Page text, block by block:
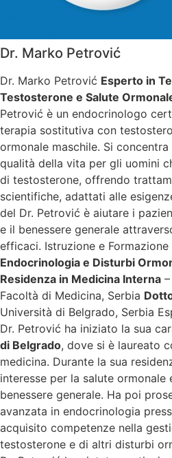
Dr. Marko Petrović
Dr. Marko Petrović Esperto in
Testosterone e Salute
Petrović è un endocrinologo
terapia sostitutiva con
ormonale maschile. Si
qualità della vita per gli uomini
di testosterone, offrendo
scientifiche, adattati alle
del Dr. Petrović è aiutare i
e il benessere generale
efficaci. Istruzione e Formazione
Endocrinologia e Disturbi
Residenza in Medicina Interna
Facoltà di Medicina, Serbia
Università di Belgrado, Serbia
Dr. Petrović ha iniziato la sua
di Belgrado, dove si è laureato
medicina. Durante la sua
interesse per la salute ormonale
benessere generale. Ha poi
avanzata in endocrinologia
acquisito competenze nella
testosterone e di altri disturbi